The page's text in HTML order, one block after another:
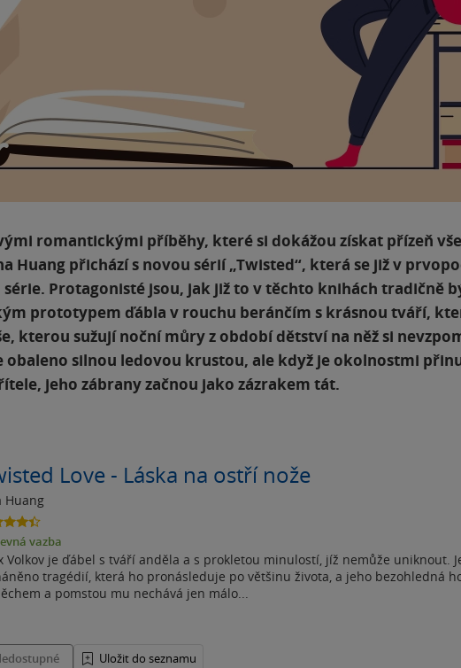
romantickými příběhy, které si dokážou získat přízeň
Huang přichází s novou sérií „Twisted“, která se již v
Protagonisté jsou, jak již to v těchto knihách tradičně
prototypem ďábla v rouchu beránčím s krásnou tváří,
kterou sužují noční můry z období dětství na něž si
obaleno silnou ledovou krustou, ale když je okolnostmi
jeho zábrany začnou jako zázrakem tát.
Love - Láska na ostří nože
Huang
vazba
Volkov je ďábel s tváří anděla a s prokletou minulostí, jíž nemůže uniknout.
tragédií, která ho pronásleduje po většinu života, a jeho bezohledná
a pomstou mu nechává jen málo...
Uložit do seznamu